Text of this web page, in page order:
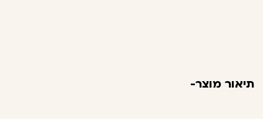
תיאור מוצר-